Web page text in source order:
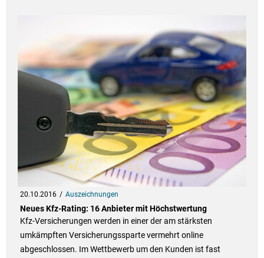
20.10.2016 Auszeichnungen
Neues Kfz-Rating: 16 Anbieter mit Höchstwertung
Kfz-Versicherungen werden in einer der am stärksten
umkämpften Versicherungssparte vermehrt online
abgeschlossen. Im Wettbewerb um den Kunden ist fast